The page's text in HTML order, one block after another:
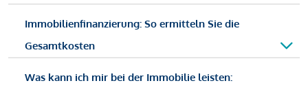
Immobilienfinanzierung: So ermitteln Sie die
Gesamtkosten
Was kann ich mir bei der Immobilie leisten: